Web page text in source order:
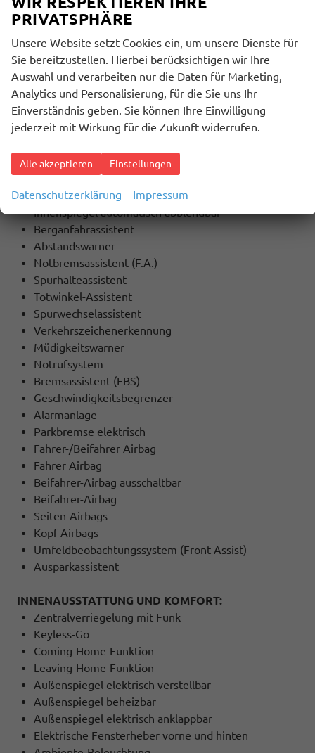
Touchscreen
SICHERHEIT:
ABS
ESP
Stabilitätskontrolle
ASC (Traktionskontrolle)
ASR (Antriebsschlupfregelung)
Start-/Stopp-Automatik
Lichtsensor
Regensensor
Innenspiegel automatisch abblendbar
Berganfahrassistent
Abstandswarner
Notbremsassistent (F.A.)
Spurhalteassistent
Totwinkel-Assistent
Spurwechselassistent
Verkehrszeichenerkennung
Müdigkeitswarner
Notrufsystem
Bremsassistent (EBS)
Geschwindigkeitsbegrenzer
Alarmanlage
Parkbremse elektrisch
Fahrer-/Beifahrer Airbag
Fahrer Airbag
Beifahrer-Airbag ausschaltbar
Beifahrer-Airbag
Seiten-Airbags
Kopf-Airbags
Umfeldbeobachtungssystem (Front Assist)
Ausparkassistent
INNENAUSSTATTUNG UND KOMFORT:
Zentralverriegelung mit Funk
Keyless-Go
Coming-Home-Funktion
Leaving-Home-Funktion
Außenspiegel elektrisch verstellbar
Außenspiegel beheizbar
Außenspiegel elektrisch anklappbar
Elektrische Fensterheber vorne und hinten
PRIVATSPHÄRE
Unsere Website setzt Cookies ein, um unsere Dienste für
Sie bereitzustellen. Hierbei berücksichtigen wir Ihre
Auswahl und verarbeiten nur die Daten für Marketing,
Analytics und Personalisierung, für die Sie uns Ihr
Einverständnis geben. Sie können Ihre Einwilligung
jederzeit mit Wirkung für die Zukunft widerrufen.
Alle akzeptieren Einstellungen
Datenschutzerklärung Impressum